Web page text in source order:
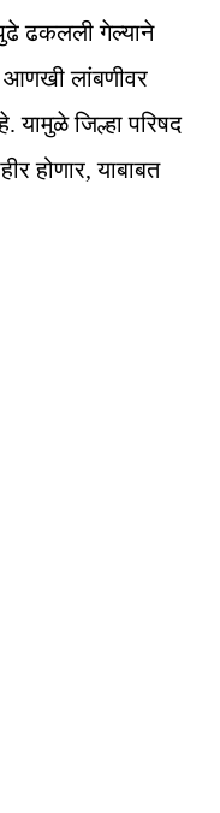
ढकलली गेल्याने
आणखी लांबणीवर
यामुळे जिल्हा परिषद
होणार, याबाबत